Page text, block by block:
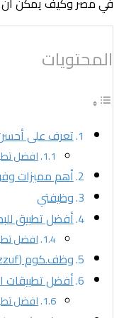
المحتويات
تعرف على
افضل
أهم مميزات
وظيفتي
أفضل تطبيق
افضل
وظف.كوم (Wuzzuf)
أفضل تطبيقات
افضل